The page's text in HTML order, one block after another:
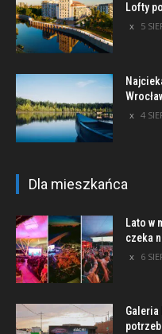
Lofty
5
4
Dla mieszkańca
Lato w
czeka
6